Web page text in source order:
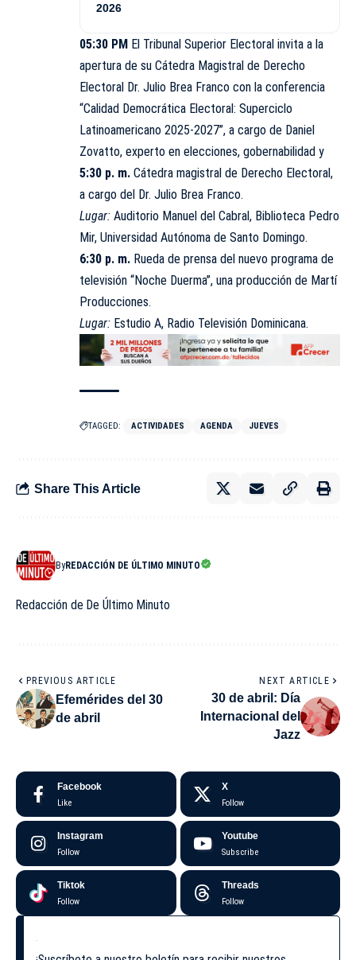
2026
05:30 PM El Tribunal Superior Electoral invita a la
apertura de su Cátedra Magistral de Derecho
Electoral Dr. Julio Brea Franco con la conferencia
“Calidad Democrática Electoral: Superciclo
Latinoamericano 2025-2027”, a cargo de Daniel
Zovatto, experto en elecciones, gobernabilidad y
5:30 p. m. Cátedra magistral de Derecho Electoral,
a cargo del Dr. Julio Brea Franco.
Lugar: Auditorio Manuel del Cabral, Biblioteca Pedro
Mir, Universidad Autónoma de Santo Domingo.
6:30 p. m. Rueda de prensa del nuevo programa de
televisión “Noche Duerma”, una producción de Martí
Producciones.
Lugar: Estudio A, Radio Televisión Dominicana.
TAGGED: ACTIVIDADES AGENDA JUEVES
Share This Article
ByREDACCIÓN DE ÚLTIMO MINUTO
Redacción de De Último Minuto
PREVIOUS ARTICLE
Efemérides del 30
de abril
NEXT ARTICLE
30 de abril: Día
Internacional del
Jazz
Facebook
Like
X
Follow
Instagram
Follow
Youtube
Subscribe
Tiktok
Follow
Threads
Follow